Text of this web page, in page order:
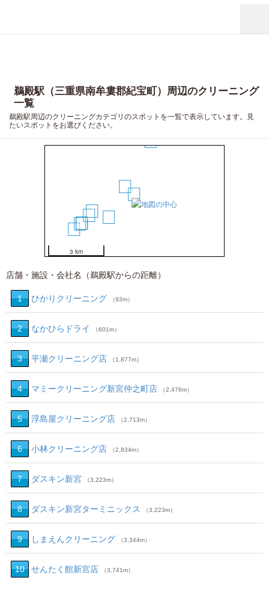
鵜殿駅（三重県南牟婁郡紀宝町）周辺のクリーニング
一覧
鵜殿駅周辺のクリーニングカテゴリのスポットを一覧で表示しています。見
たいスポットをお選びください。
4
5
6
7
8
9
10
3 km
店舗・施設・会社名（鵜殿駅からの距離）
1 ひかりクリーニング （93m）
2 なかひらドライ （601m）
3 平瀬クリーニング店 （1,877m）
4 マミークリーニング新宮仲之町店 （2,476m）
5 浮島屋クリーニング店 （2,713m）
6 小林クリーニング店 （2,834m）
7 ダスキン新宮 （3,223m）
8 ダスキン新宮ターミニックス （3,223m）
9 しまえんクリーニング （3,344m）
10 せんたく館新宮店 （3,741m）